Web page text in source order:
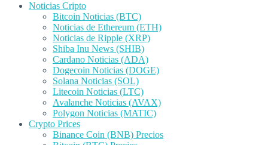
Noticias Cripto
Bitcoin Noticias (BTC)
Noticias de Ethereum (ETH)
Noticias de Ripple (XRP)
Shiba Inu News (SHIB)
Cardano Noticias (ADA)
Dogecoin Noticias (DOGE)
Solana Noticias (SOL)
Litecoin Noticias (LTC)
Avalanche Noticias (AVAX)
Polygon Noticias (MATIC)
Crypto Prices
Binance Coin (BNB) Precios